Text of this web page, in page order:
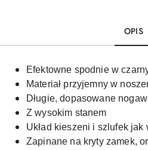
OPIS
Efektowne spodnie w
Materiał przyjemny w
Długie, dopasowane
Z wysokim stanem
Układ kieszeni i szlufek
Zapinane na kryty zamek,